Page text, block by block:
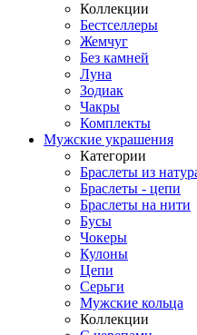
Коллекции
Бестселлеры
Жемчуг
Без камней
Луна
Зодиак
Чакры
Комплекты
Мужские украшения
Категории
Браслеты из
Браслеты - цепи
Браслеты на нити
Бусы
Чокеры
Кулоны
Цепи
Серьги
Мужские кольца
Коллекции